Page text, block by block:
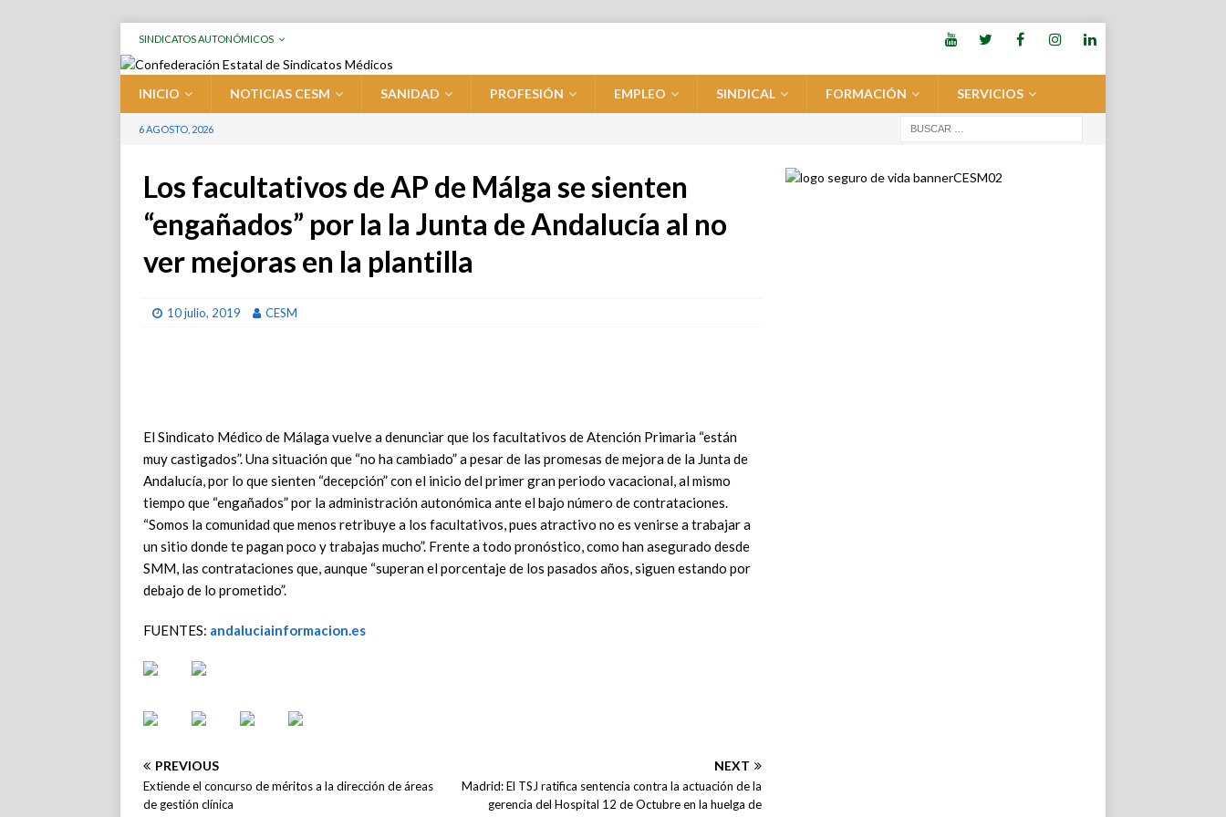
SINDICATOS AUTONÓMICOS
INICIO NOTICIAS CESM SANIDAD PROFESIÓN EMPLEO SINDICAL FORMACIÓN SERVICIOS
6 AGOSTO, 2026
Los facultativos de AP de Málga se sienten
“engañados” por la la Junta de Andalucía al no
ver mejoras en la plantilla
10 julio, 2019 CESM
El Sindicato Médico de Málaga vuelve a denunciar que los facultativos de Atención Primaria “están
muy castigados”. Una situación que “no ha cambiado” a pesar de las promesas de mejora de la Junta de
Andalucía, por lo que sienten “decepción” con el inicio del primer gran periodo vacacional, al mismo
tiempo que “engañados” por la administración autonómica ante el bajo número de contrataciones.
“Somos la comunidad que menos retribuye a los facultativos, pues atractivo no es venirse a trabajar a
un sitio donde te pagan poco y trabajas mucho”. Frente a todo pronóstico, como han asegurado desde
SMM, las contrataciones que, aunque “superan el porcentaje de los pasados años, siguen estando por
debajo de lo prometido”.
FUENTES: andaluciainformacion.es
PREVIOUS
Extiende el concurso de méritos a la dirección de áreas
de gestión clínica
NEXT
Madrid: El TSJ ratifica sentencia contra la actuación de la
gerencia del Hospital 12 de Octubre en la huelga de